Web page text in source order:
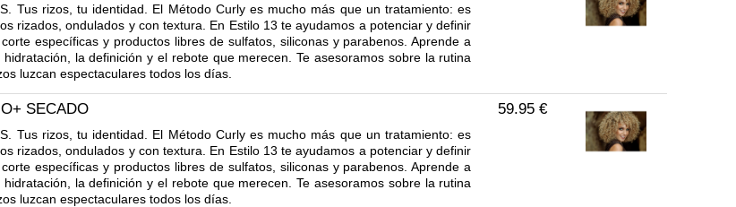
Tus rizos, tu identidad. El Método Curly es mucho más que un tratamiento: es
rizados, ondulados y con textura. En Estilo 13 te ayudamos a potenciar y definir
específicas y productos libres de sulfatos, siliconas y parabenos. Aprende a
la definición y el rebote que merecen. Te asesoramos sobre la rutina
luzcan espectaculares todos los días.
SECADO
Tus rizos, tu identidad. El Método Curly es mucho más que un tratamiento: es
rizados, ondulados y con textura. En Estilo 13 te ayudamos a potenciar y definir
específicas y productos libres de sulfatos, siliconas y parabenos. Aprende a
la definición y el rebote que merecen. Te asesoramos sobre la rutina
luzcan espectaculares todos los días.
59.95 €